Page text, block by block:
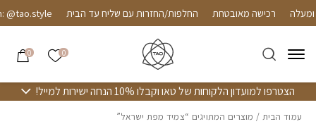
Skip to Contentרכישה מאובטחת החלפות/החזרות עם שליח עד הבית
0 הרשימה
0
הצטרפו למועדון הלקוחות של טאו וקבלו 10% הנחה ישירות למייל!
עמוד הבית / מוצרים המתויגים “צמיד מפת ישראל”
בחזרה למעלה